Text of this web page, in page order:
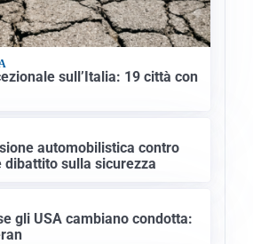
sull’Italia: 19 città con
automobilistica contro
sulla sicurezza
gli USA cambiano condotta: